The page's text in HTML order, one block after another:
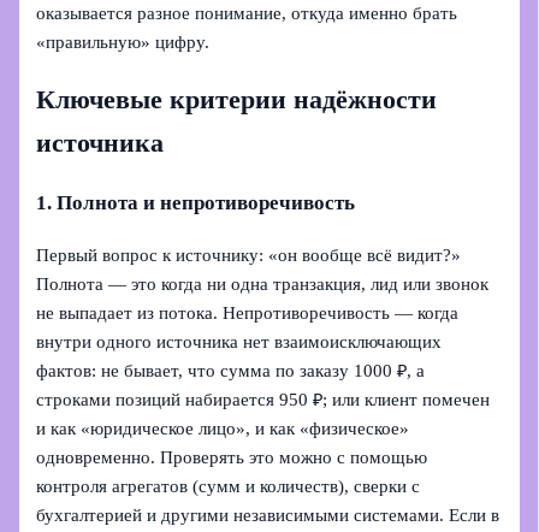
оказывается разное понимание, откуда именно брать
«правильную» цифру.
Ключевые критерии надёжности
источника
1. Полнота и непротиворечивость
Первый вопрос к источнику: «он вообще всё видит?»
Полнота — это когда ни одна транзакция, лид или звонок
не выпадает из потока. Непротиворечивость — когда
внутри одного источника нет взаимоисключающих
фактов: не бывает, что сумма по заказу 1000 ₽, а
строками позиций набирается 950 ₽; или клиент помечен
и как «юридическое лицо», и как «физическое»
одновременно. Проверять это можно с помощью
контроля агрегатов (сумм и количеств), сверки с
бухгалтерией и другими независимыми системами. Если в